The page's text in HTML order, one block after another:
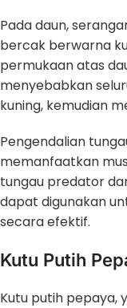
Pada daun,
bercak berwarna
permukaan atas
menyebabkan
kuning, kemudian
Pengendalian
memanfaatkan
tungau predator
dapat digunakan
secara efektif.
Kutu Putih
Kutu putih pepaya,